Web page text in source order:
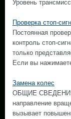
Уровень
Проверка стоп-
Постоянная
контроль стоп-
только
Если вы
Замена колес
ОБЩИЕ СВЕДЕНИЯ.
направление
вызывает